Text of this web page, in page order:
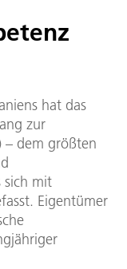
hat das
zur
– dem größten
sich mit
Eigentümer